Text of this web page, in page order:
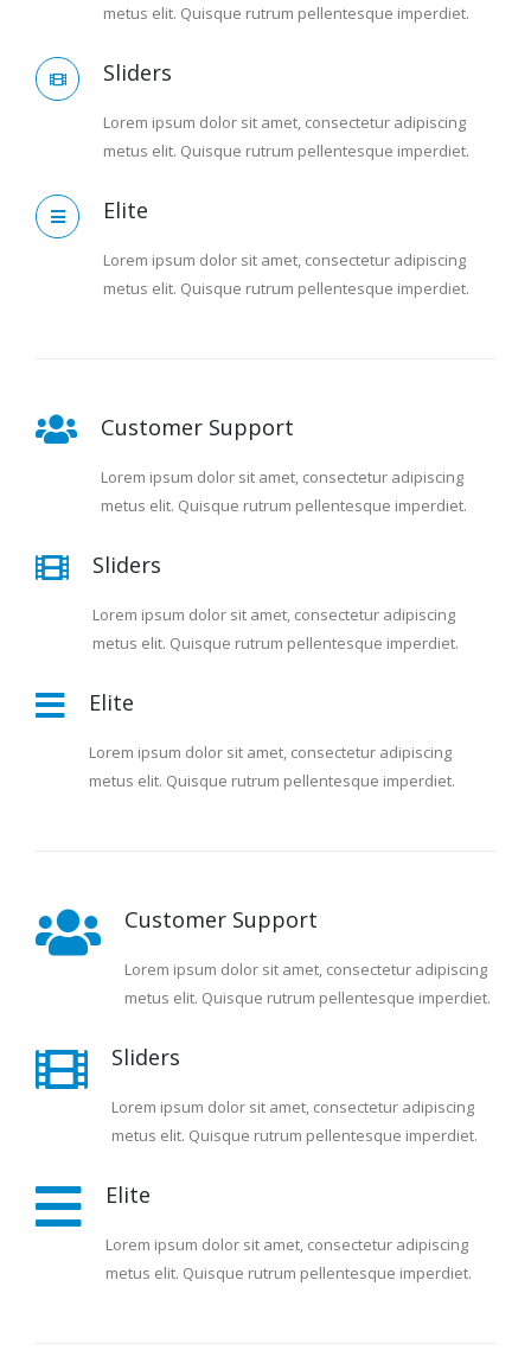
metus elit. Quisque rutrum pellentesque imperdiet.
Sliders
Lorem ipsum dolor sit amet, consectetur adipiscing
metus elit. Quisque rutrum pellentesque imperdiet.
Elite
Lorem ipsum dolor sit amet, consectetur adipiscing
metus elit. Quisque rutrum pellentesque imperdiet.
Customer Support
Lorem ipsum dolor sit amet, consectetur adipiscing
metus elit. Quisque rutrum pellentesque imperdiet.
Sliders
Lorem ipsum dolor sit amet, consectetur adipiscing
metus elit. Quisque rutrum pellentesque imperdiet.
Elite
Lorem ipsum dolor sit amet, consectetur adipiscing
metus elit. Quisque rutrum pellentesque imperdiet.
Customer Support
Lorem ipsum dolor sit amet, consectetur adipiscing
metus elit. Quisque rutrum pellentesque imperdiet.
Sliders
Lorem ipsum dolor sit amet, consectetur adipiscing
metus elit. Quisque rutrum pellentesque imperdiet.
Elite
Lorem ipsum dolor sit amet, consectetur adipiscing
metus elit. Quisque rutrum pellentesque imperdiet.